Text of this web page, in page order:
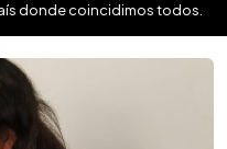
donde coincidimos todos.